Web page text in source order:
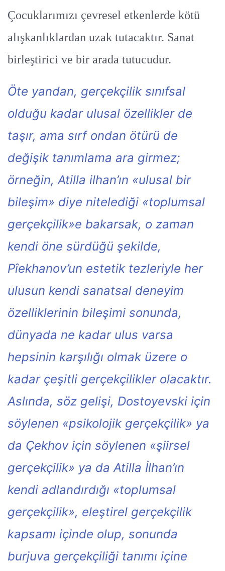
Çocuklarımızı çevresel etkenlerde kötü
alışkanlıklardan uzak tutacaktır. Sanat
birleştirici ve bir arada tutucudur.
Öte yandan, gerçekçilik sınıfsal
olduğu kadar ulusal özellikler de
taşır, ama sırf ondan ötürü de
değişik tanımlama ara girmez;
örneğin, Atilla ilhan’ın «ulusal bir
bileşim» diye nitelediği «toplumsal
gerçekçilik»e bakarsak, o zaman
kendi öne sürdüğü şekilde,
Pîekhanov’un estetik tezleriyle her
ulusun kendi sanatsal deneyim
özelliklerinin bileşimi sonunda,
dünyada ne kadar ulus varsa
hepsinin karşılığı olmak üzere o
kadar çeşitli gerçekçilikler olacaktır.
Aslında, söz gelişi, Dostoyevski için
söylenen «psikolojik gerçekçilik» ya
da Çekhov için söylenen «şiirsel
gerçekçilik» ya da Atilla İlhan’ın
kendi adlandırdığı «toplumsal
gerçekçilik», eleştirel gerçekçilik
kapsamı içinde olup, sonunda
burjuva gerçekçiliği tanımı içine